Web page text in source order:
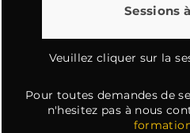
Sessions
Veuillez cliquer sur la
Pour toutes demandes de
n'hesitez pas à nous